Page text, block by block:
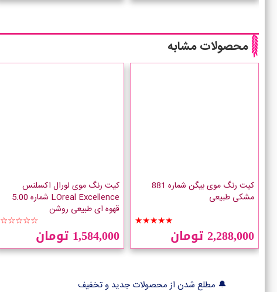
محصولات مشابه
کیت رنگ موی بیگن شماره 881
مشکی طبیعی
★★★★★
2,288,000 تومان
کیت رنگ موی لورال اکسلنس
LOreal Excellence شماره 5.00
قهوه ای طبیعی روشن
☆☆☆☆☆
1,584,000 تومان
🔔 مطلع شدن از محصولات جدید و تخفیف